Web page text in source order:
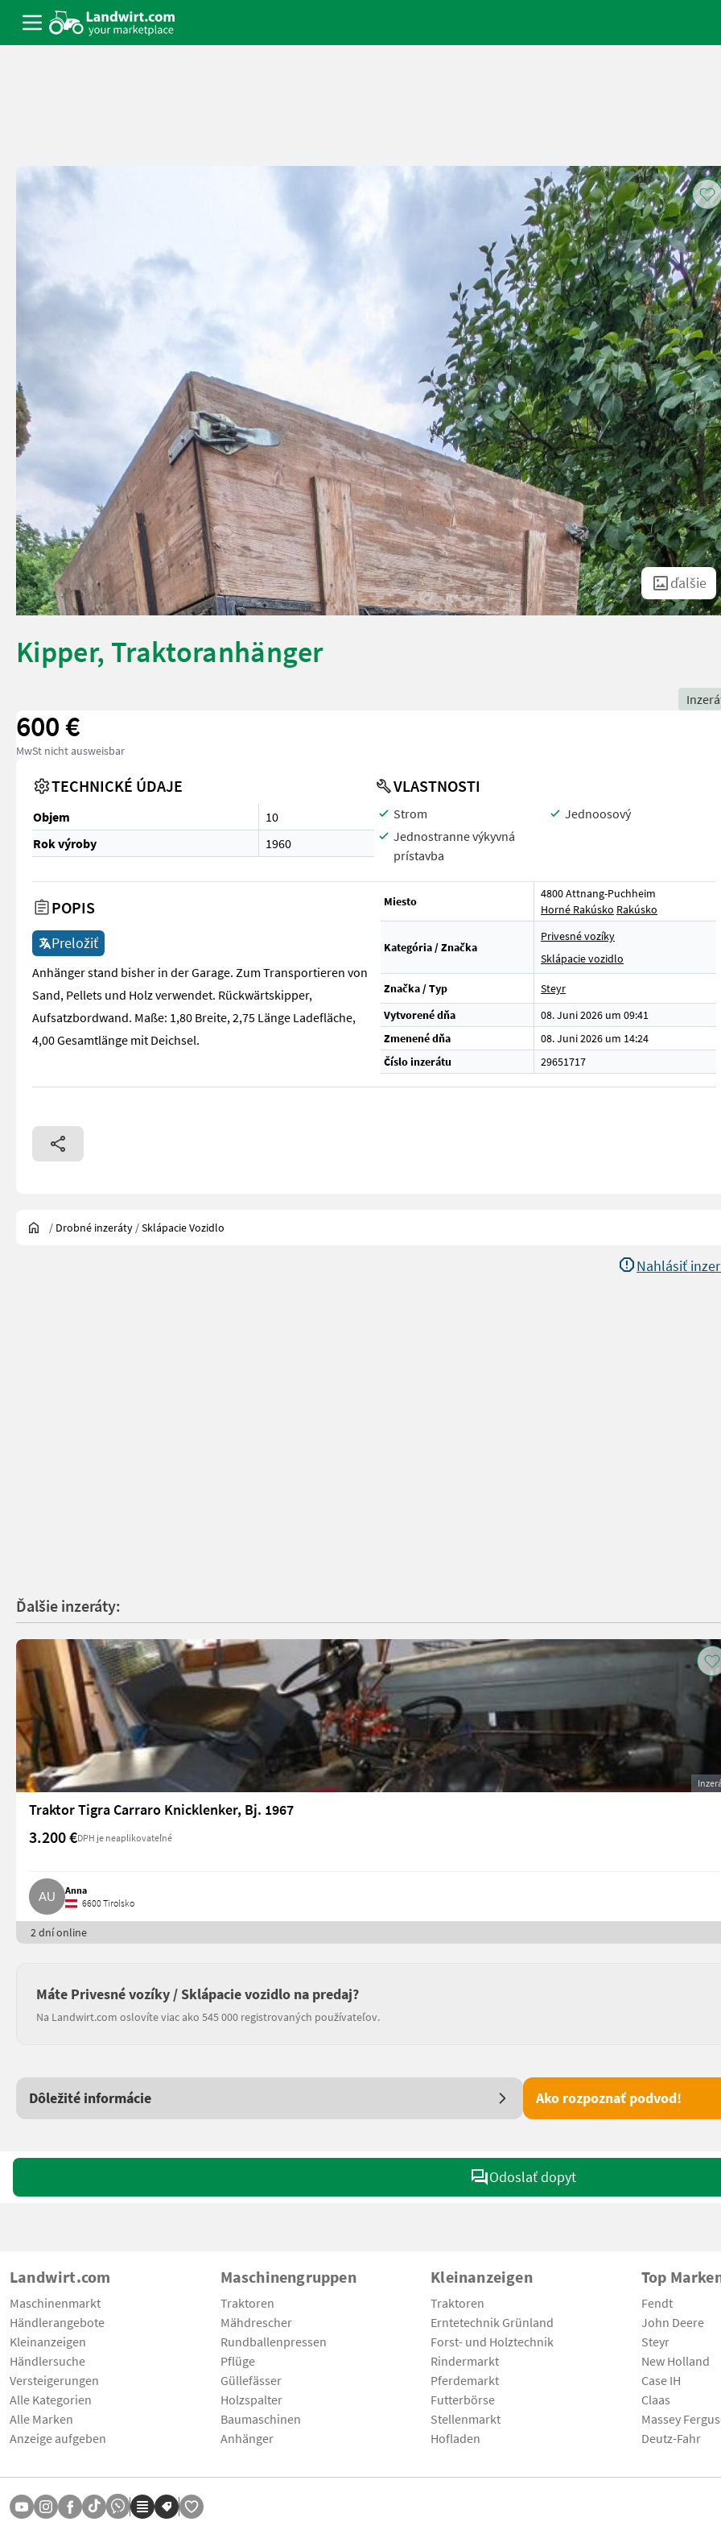
ďalšie
Kipper, Traktoranhänger
600 €
MwSt nicht ausweisbar
TECHNICKÉ ÚDAJE
Objem
10
Rok výroby
1960
VLASTNOSTI
Strom
Jednoosový
Jednostranne výkyvná
prístavba
POPIS
Preložiť
Anhänger stand bisher in der Garage. Zum Transportieren von
Sand, Pellets und Holz verwendet. Rückwärtskipper,
Aufsatzbordwand. Maße: 1,80 Breite, 2,75 Länge Ladefläche,
4,00 Gesamtlänge mit Deichsel.
Miesto
4800 Attnang-Puchheim
Horné Rakúsko Rakúsko
Kategória / Značka
Privesné vozíky
Sklápacie vozidlo
Značka / Typ
Steyr
Vytvorené dňa
08. Juni 2026 um 09:41
Zmenené dňa
08. Juni 2026 um 14:24
Číslo inzerátu
29651717
/ Drobné inzeráty /Sklápacie Vozidlo
Nahlásiť
Ďalšie inzeráty:
Traktor Tigra Carraro Knicklenker, Bj. 1967
3.200 €DPH je neaplikovateľné
Anna
6600 Tirolsko
2 dní online
Máte Privesné vozíky / Sklápacie vozidlo na predaj?
Na Landwirt.com oslovíte viac ako 545 000 registrovaných používateľov.
Dôležité informácie Ako rozpoznať podvod!
Odoslať dopyt
Landwirt.com
Maschinenmarkt
Händlerangebote
Kleinanzeigen
Händlersuche
Versteigerungen
Alle Kategorien
Alle Marken
Anzeige aufgeben
Maschinengruppen
Traktoren
Mähdrescher
Rundballenpressen
Pflüge
Güllefässer
Holzspalter
Baumaschinen
Anhänger
Kleinanzeigen
Traktoren
Erntetechnik Grünland
Forst- und Holztechnik
Rindermarkt
Pferdemarkt
Futterbörse
Stellenmarkt
Hofladen
Top
Fendt
John Deere
Steyr
New Holland
Case IH
Claas
Massey
Deutz-Fahr